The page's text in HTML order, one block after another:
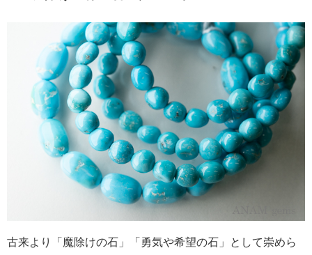
古来より「魔除けの石」「勇気や希望の石」として崇めら